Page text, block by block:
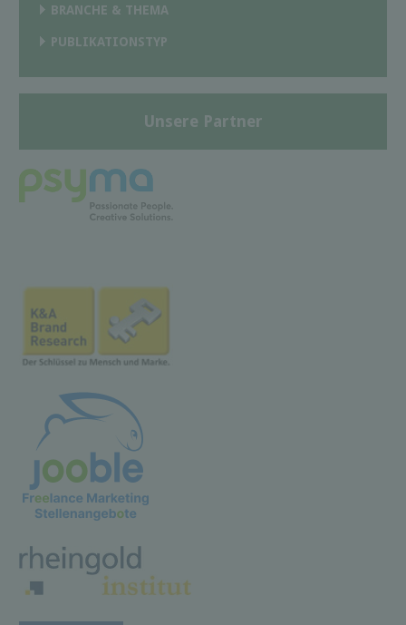
BRANCHE & THEMA
PUBLIKATIONSTYP
Unsere Partner